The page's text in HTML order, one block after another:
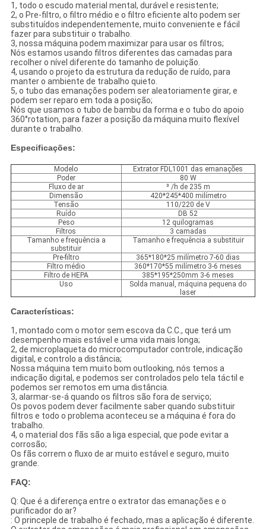
1, todo o escudo material mental, durável e resistente;
2, o Pre-filtro, o filtro médio e o filtro eficiente alto podem ser
substituídos independentemente, muito conveniente e fácil
fazer para substituir o trabalho.
3, nossa máquina podem maximizar para usar os filtros;
Nós estamos usando filtros diferentes das camadas para
recolher o nível diferente do tamanho de poluição.
4, usando o projeto da estrutura da redução de ruído, para
manter o ambiente de trabalho quieto.
5, o tubo das emanações podem ser aleatoriamente girar, e
podem ser reparo em toda a posição;
Nós que usamos o tubo de bambu da forma e o tubo do apoio
360°rotation, para fazer a posição da máquina muito flexível
durante o trabalho.
Especificações:
Modelo
Extrator FDL1001 das emanações
Poder
80 W
Fluxo de ar
³ /h de 235 m
Dimensão
420*245*400 milímetro
Tensão
110/220 de V
Ruído
DB 52
Peso
12 quilogramas
Filtros
3 camadas
Tamanho e frequência a
substituir
Tamanho e frequência a substituir
Pre-filtro
365*180*25 milímetro 7-60 dias
Filtro médio
360*170*55 milímetro 3-6 meses
Filtro de HEPA
385*195*250mm 3-6 meses
Uso
Solda manual, máquina pequena do
laser
Características:
1, montado com o motor sem escova da C.C., que terá um
desempenho mais estável e uma vida mais longa;
2, de microplaqueta do microcomputador controle, indicação
digital, e controlo a distância;
Nossa máquina tem muito bom outlooking, nós temos a
indicação digital, e podemos ser controlados pelo tela táctil e
podemos ser remotos em uma distância.
3, alarmar-se-á quando os filtros são fora de serviço;
Os povos podem dever facilmente saber quando substituir
filtros e todo o problema aconteceu se a máquina é fora do
trabalho.
4, o material dos fãs são a liga especial, que pode evitar a
corrosão;
Os fãs correm o fluxo de ar muito estável e seguro, muito
grande.
FAQ:
Q: Que é a diferença entre o extrator das emanações e o
purificador do ar?
: O princeple de trabalho é fechado, mas a aplicação é diferente.